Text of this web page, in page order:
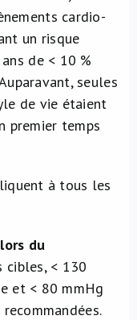
cardio-
un risque
de < 10 %
seules
de vie étaient
premier temps
à tous les
du
cibles, < 130
et < 80 mmHg